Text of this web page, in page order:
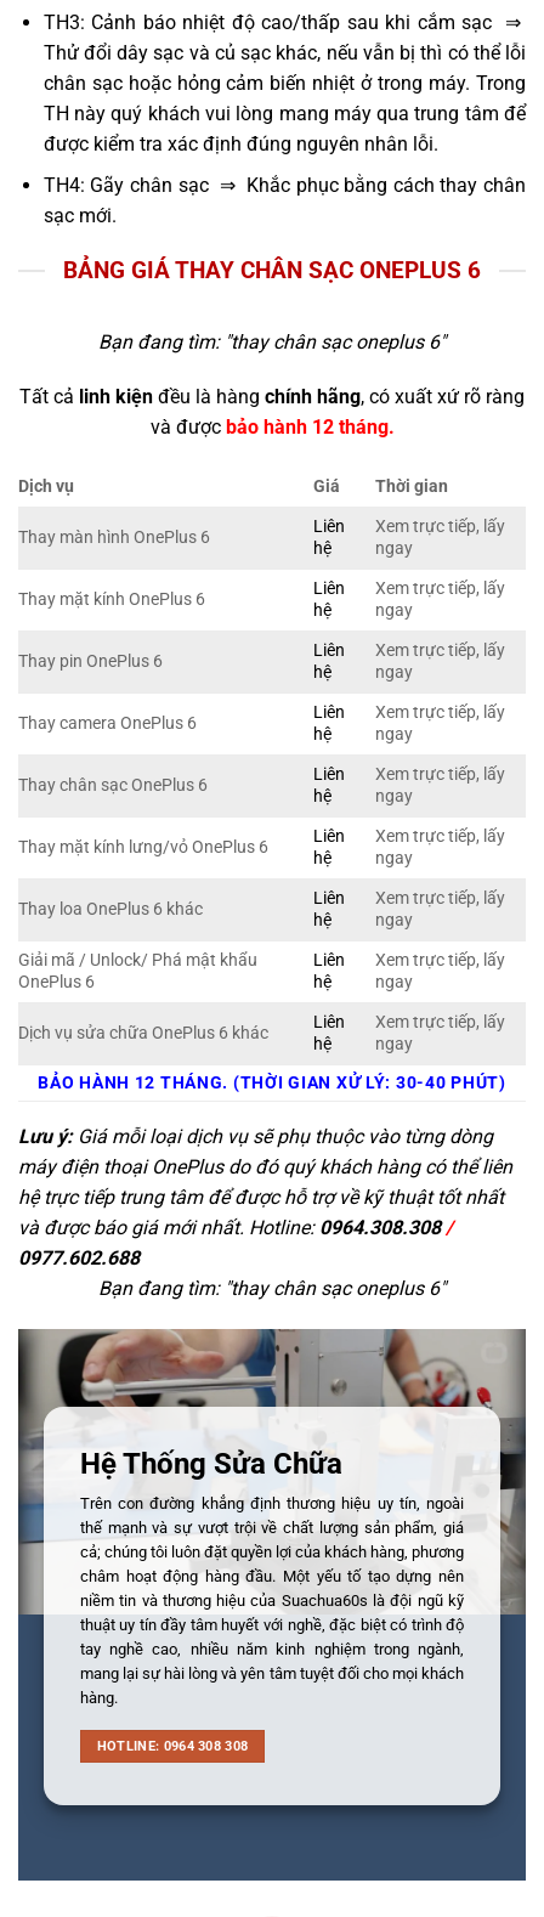
TH3: Cảnh báo nhiệt độ cao/thấp sau khi cắm sạc ⇒
Thử đổi dây sạc và củ sạc khác, nếu vẫn bị thì có thể lỗi
chân sạc hoặc hỏng cảm biến nhiệt ở trong máy. Trong
TH này quý khách vui lòng mang máy qua trung tâm để
được kiểm tra xác định đúng nguyên nhân lỗi.
TH4: Gãy chân sạc ⇒ Khắc phục bằng cách thay chân
sạc mới.
BẢNG GIÁ THAY CHÂN SẠC ONEPLUS 6
Bạn đang tìm: "thay chân sạc oneplus 6"
Tất cả linh kiện đều là hàng chính hãng, có xuất xứ rõ ràng
và được bảo hành 12 tháng.
Dịch vụ Giá Thời gian
Thay màn hình OnePlus 6
Liên
hệ
Xem trực tiếp, lấy
ngay
Thay mặt kính OnePlus 6
Liên
hệ
Xem trực tiếp, lấy
ngay
Thay pin OnePlus 6
Liên
hệ
Xem trực tiếp, lấy
ngay
Thay camera OnePlus 6
Liên
hệ
Xem trực tiếp, lấy
ngay
Thay chân sạc OnePlus 6
Liên
hệ
Xem trực tiếp, lấy
ngay
Thay mặt kính lưng/vỏ OnePlus 6
Liên
hệ
Xem trực tiếp, lấy
ngay
Thay loa OnePlus 6 khác
Liên
hệ
Xem trực tiếp, lấy
ngay
Giải mã / Unlock/ Phá mật khẩu
OnePlus 6
Liên
hệ
Xem trực tiếp, lấy
ngay
Dịch vụ sửa chữa OnePlus 6 khác
Liên
hệ
Xem trực tiếp, lấy
ngay
BẢO HÀNH 12 THÁNG. (THỜI GIAN XỬ LÝ: 30-40 PHÚT)
Lưu ý:Giá mỗi loại dịch vụ sẽ phụ thuộc vào từng dòng
máy điện thoại OnePlus do đó quý khách hàng có thể liên
hệ trực tiếp trung tâm để được hỗ trợ về kỹ thuật tốt nhất
và được báo giá mới nhất. Hotline: 0964.308.308/
0977.602.688
Bạn đang tìm: "thay chân sạc oneplus 6"
Hệ Thống Sửa Chữa
Trên con đường khẳng định thương hiệu uy tín, ngoài
thế mạnh và sự vượt trội về chất lượng sản phẩm, giá
cả; chúng tôi luôn đặt quyền lợi của khách hàng, phương
châm hoạt động hàng đầu. Một yếu tố tạo dựng nên
niềm tin và thương hiệu của Suachua60s là đội ngũ kỹ
thuật uy tín đầy tâm huyết với nghề, đặc biệt có trình độ
tay nghề cao, nhiều năm kinh nghiệm trong ngành,
mang lại sự hài lòng và yên tâm tuyệt đối cho mọi khách
hàng.
HOTLINE: 0964 308 308